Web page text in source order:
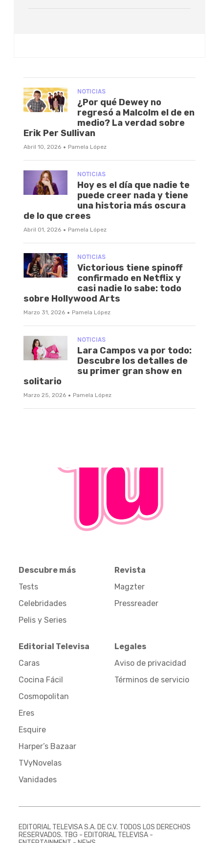
NOTICIAS
¿Por qué Dewey no
regresó a Malcolm el de en
medio? La verdad sobre
Erik Per Sullivan
Abril 10, 2026 · Pamela López
NOTICIAS
Hoy es el día que nadie te
puede creer nada y tiene
una historia más oscura
de lo que crees
Abril 01, 2026 · Pamela López
NOTICIAS
Victorious tiene spinoff
confirmado en Netflix y
casi nadie lo sabe: todo
sobre Hollywood Arts
Marzo 31, 2026 · Pamela López
NOTICIAS
Lara Campos va por todo:
Descubre los detalles de
su primer gran show en
solitario
Marzo 25, 2026 · Pamela López
Descubre más
Tests
Celebridades
Pelis y Series
Revista
Magzter
Pressreader
Editorial Televisa
Caras
Cocina Fácil
Cosmopolitan
Eres
Esquire
Harper’s Bazaar
TVyNovelas
Vanidades
Legales
Aviso de privacidad
Términos de servicio
EDITORIAL TELEVISA S.A. DE C.V. TODOS LOS DERECHOS
RESERVADOS. TBG - EDITORIAL TELEVISA -